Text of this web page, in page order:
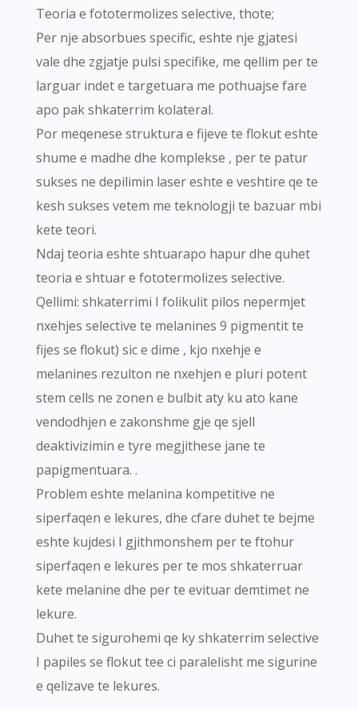
Teoria e fototermolizes selective, thote;
Per nje absorbues specific, eshte nje gjatesi
vale dhe zgjatje pulsi specifike, me qellim per te
larguar indet e targetuara me pothuajse fare
apo pak shkaterrim kolateral.
Por meqenese struktura e fijeve te flokut eshte
shume e madhe dhe komplekse , per te patur
sukses ne depilimin laser eshte e veshtire qe te
kesh sukses vetem me teknologji te bazuar mbi
kete teori.
Ndaj teoria eshte shtuarapo hapur dhe quhet
teoria e shtuar e fototermolizes selective.
Qellimi: shkaterrimi I folikulit pilos nepermjet
nxehjes selective te melanines 9 pigmentit te
fijes se flokut) sic e dime , kjo nxehje e
melanines rezulton ne nxehjen e pluri potent
stem cells ne zonen e bulbit aty ku ato kane
vendodhjen e zakonshme gje qe sjell
deaktivizimin e tyre megjithese jane te
papigmentuara. .
Problem eshte melanina kompetitive ne
siperfaqen e lekures, dhe cfare duhet te bejme
eshte kujdesi I gjithmonshem per te ftohur
siperfaqen e lekures per te mos shkaterruar
kete melanine dhe per te evituar demtimet ne
lekure.
Duhet te sigurohemi qe ky shkaterrim selective
I papiles se flokut tee ci paralelisht me sigurine
e qelizave te lekures.